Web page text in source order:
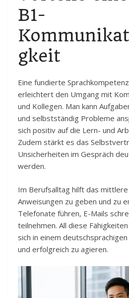
B1-
gkeit
Eine fundierte
erleichtert den Umgang mit
und Kollegen. Man kann
und selbstständig Probleme
sich positiv auf die Lern- und
Zudem stärkt es das
Unsicherheiten im Gespräch
werden.
Im Berufsalltag hilft das mittlere
Anweisungen zu geben und zu
Telefonate führen, E-Mails
teilnehmen. All diese
sich in einem
und erfolgreich zu agieren.